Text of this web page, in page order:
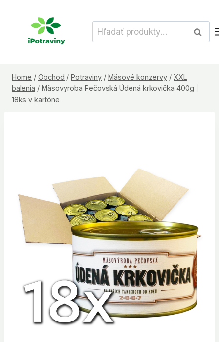
Hľadať:
Home / Obchod / Potraviny / Mäsové konzervy / XXL
balenia / Mäsovýroba Pečovská Údená krkovička 400g |
18ks v kartóne